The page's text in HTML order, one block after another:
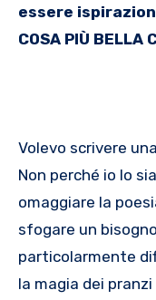
essere
COSA PIÙ BELLA
Volevo scrivere
Non perché io lo
omaggiare la
sfogare un
particolarmente
la magia dei